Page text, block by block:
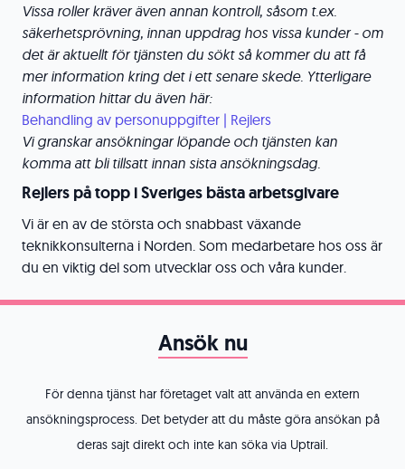
Vissa roller kräver även annan kontroll, såsom t.ex.
säkerhetsprövning, innan uppdrag hos vissa kunder - om
det är aktuellt för tjänsten du sökt så kommer du att få
mer information kring det i ett senare skede. Ytterligare
information hittar du även här:
Behandling av personuppgifter | Rejlers
Vi granskar ansökningar löpande och tjänsten kan
komma att bli tillsatt innan sista ansökningsdag.
Rejlers på topp i Sveriges bästa arbetsgivare
Vi är en av de största och snabbast växande
teknikkonsulterna i Norden. Som medarbetare hos oss är
du en viktig del som utvecklar oss och våra kunder.
Ansök nu
För denna tjänst har företaget valt att använda en extern
ansökningsprocess. Det betyder att du måste göra ansökan på
deras sajt direkt och inte kan söka via Uptrail.